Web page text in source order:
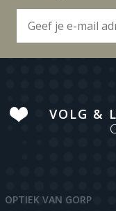
VOLG &
OPTIEK VAN GORP